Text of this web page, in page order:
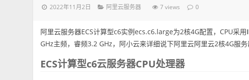
2022年11月2日 阿里云服务器 7 views 0
阿里云服务器ECS计算型c6实例ecs.c6.large为2核4G配置，CPU采用
GHz主频，睿频3.2 GHz，阿小云来详细说下阿里云阿里云2核4G服务
ECS计算型c6云服务器CPU处理器